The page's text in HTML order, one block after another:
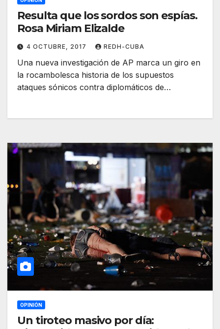
Resulta que los sordos son espías.
Rosa Miriam Elizalde
4 OCTUBRE, 2017 REDH-CUBA
Una nueva investigación de AP marca un giro en
la rocambolesca historia de los supuestos
ataques sónicos contra diplomáticos de…
OPINIÓN
Un tiroteo masivo por día: